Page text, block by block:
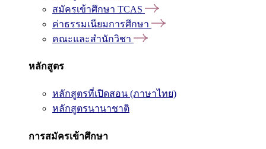
สมัครเข้าศึกษา TCAS
ค่าธรรมเนียมการศึกษา
คณะและสำนักวิชา
หลักสูตร
หลักสูตรที่เปิดสอน (ภาษาไทย)
หลักสูตรนานาชาติ
การสมัครเข้าศึกษา